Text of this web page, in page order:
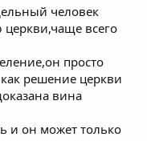
человек
церкви,чаще всего
просто
решение церкви
вина
и он может только